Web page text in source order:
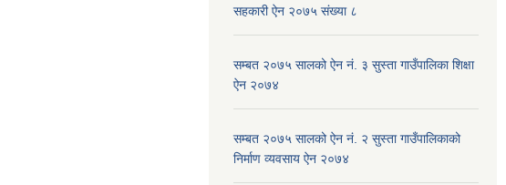
सहकारी ऐन २०७५ संख्या ८
सम्बत २०७५ सालको ऐन नं. ३ सुस्ता गाउँपालिका शिक्षा
ऐन २०७४
सम्बत २०७५ सालको ऐन नं. २ सुस्ता गाउँपालिकाको
निर्माण व्यवसाय ऐन २०७४